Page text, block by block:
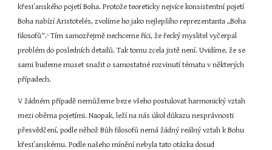
křesťanského pojetí Boha. Protože teoreticky nejvíce konsistentní pojetí
Boha nabízí Aristotelés, zvolíme ho jako nejlepšího reprezentanta „Boha
filosofů“.3 Tím samozřejmě nechceme říci, že řecký myslitel vyčerpal
problém do posledních detailů. Tak tomu zcela jistě není. Uvidíme, že se
sami budeme muset snažit o samostatné rozvinutí tématu v některých
případech.
V žádném případě nemůžeme beze všeho postulovat harmonický vztah
mezi oběma pojetími. Naopak, leží na nás úkol důkazu nesprávnosti
přesvědčení, podle něhož Bůh filosofů nemá žádný reálný vztah k Bohu
křesťanskému. Podle našeho mínění nebyla tato otázka dosud